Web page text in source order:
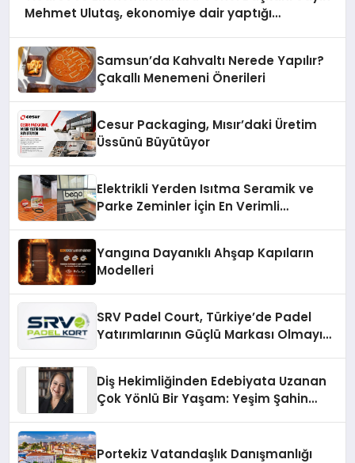
Mehmet Ulutaş, ekonomiye dair yaptığı
Samsun’da Kahvaltı Nerede Yapılır?
Çakallı Menemeni Önerileri
Cesur Packaging, Mısır’daki Üretim
Üssünü Büyütüyor
Elektrikli Yerden Isıtma Seramik ve
Parke Zeminler İçin En Verimli
Yangına Dayanıklı Ahşap Kapıların
Modelleri
SRV Padel Court, Türkiye’de Padel
Yatırımlarının Güçlü Markası Olmayı
Diş Hekimliğinden Edebiyata Uzanan
Çok Yönlü Bir Yaşam: Yeşim Şahin
Portekiz Vatandaşlık Danışmanlığı